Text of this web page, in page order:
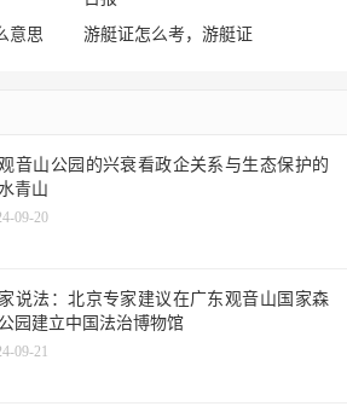
意思 游艇证怎么考，游艇证
音山公园的兴衰看政企关系与生态保护的
青山
09-20
说法：北京专家建议在广东观音山国家森
园建立中国法治博物馆
09-21